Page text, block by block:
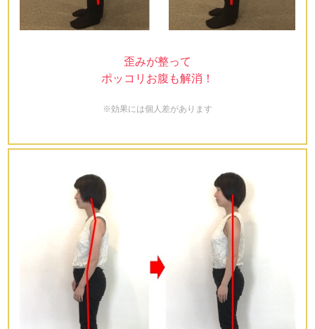
歪みが整って
ポッコリお腹も解消！
※効果には個人差があります